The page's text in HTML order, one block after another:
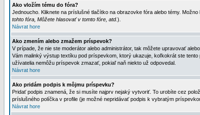
Ako vložím tému do fóra?
Jednoucho. Kliknete na príslušné tlačítko na obrazovke fóra alebo témy.
tohto fóra, Môžete hlasovať v tomto fóre, atd.).
Návrat hore
Ako zmením alebo zmažem príspevok?
V prípade, že nie ste moderátor alebo administrátor, tak môžete upravovať
Vám malinký výstup textíku pod príspevkom, ktorý ukazuje, koľkokrát ste
užívatelia nemôžu príspevok zmazať, pokiaľ naň niekto už odpovedal.
Návrat hore
Ako pridám podpis k môjmu príspevku?
Pridať podpis znamená, že si musíte najprv nejaký vytvoriť. To urobíte cez
príslušného políčka v profile (je možné nepridávať podpis k vybratým
Návrat hore